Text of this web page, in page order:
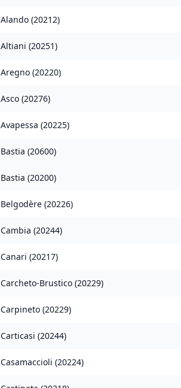
Alando (20212)
Altiani (20251)
Aregno (20220)
Asco (20276)
Avapessa (20225)
Bastia (20600)
Bastia (20200)
Belgodère (20226)
Cambia (20244)
Canari (20217)
Carcheto-Brustico (20229)
Carpineto (20229)
Carticasi (20244)
Casamaccioli (20224)